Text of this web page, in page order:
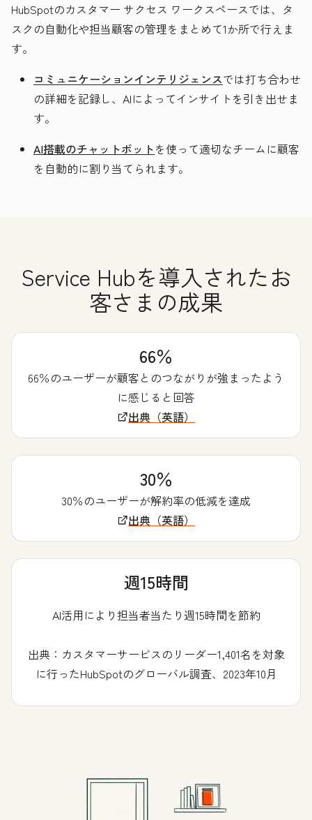
HubSpotのカスタマー サクセス ワークスペースでは、タ
スクの自動化や担当顧客の管理をまとめて1か所で行えま
す。
コミュニケーションインテリジェンスでは打ち合わせ
の詳細を記録し、AIによってインサイトを引き出せま
す。
AI搭載のチャットボットを使って適切なチームに顧客
を自動的に割り当てられます。
Service Hubを導入されたお
客さまの成果
66％
66％のユーザーが顧客とのつながりが強まったよう
に感じると回答
出典（英語）
30％
30％のユーザーが解約率の低減を達成
出典（英語）
週15時間
AI活用により担当者当たり週15時間を節約
出典：カスタマーサービスのリーダー1,401名を対象
に行ったHubSpotのグローバル調査、2023年10月